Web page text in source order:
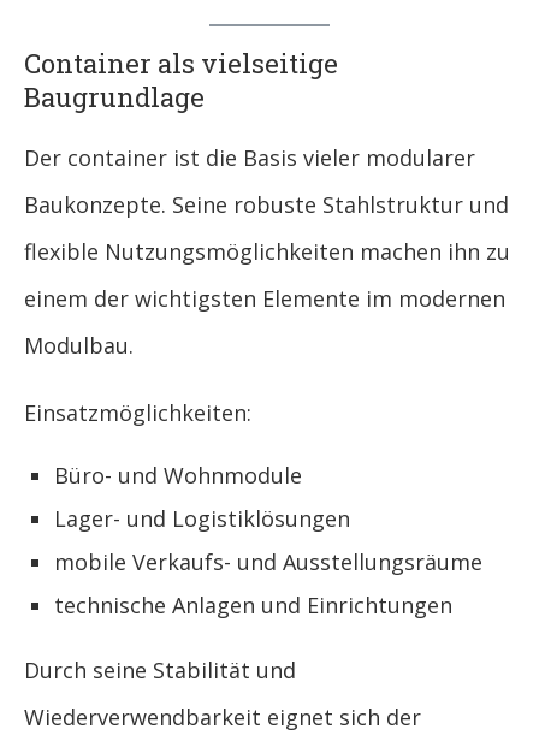
Container als vielseitige
Baugrundlage
Der container ist die Basis vieler modularer
Baukonzepte. Seine robuste Stahlstruktur und
flexible Nutzungsmöglichkeiten machen ihn zu
einem der wichtigsten Elemente im modernen
Modulbau.
Einsatzmöglichkeiten:
Büro- und Wohnmodule
Lager- und Logistiklösungen
mobile Verkaufs- und Ausstellungsräume
technische Anlagen und Einrichtungen
Durch seine Stabilität und
Wiederverwendbarkeit eignet sich der